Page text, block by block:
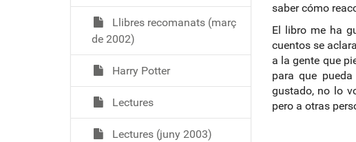
saber cómo
El libro me ha
cuentos se
a la gente que
para que
gustado, no lo
pero a otras
Llibres recomanats (març
de 2002)
Harry Potter
Lectures
Lectures (juny 2003)